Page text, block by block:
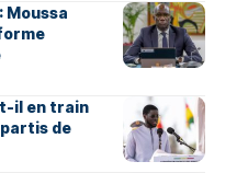
Moussa
il en train
de